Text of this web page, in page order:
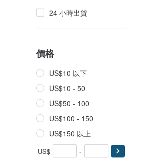
24 小時出貨
價格
US$10 以下
US$10 - 50
US$50 - 100
US$100 - 150
US$150 以上
US$ -